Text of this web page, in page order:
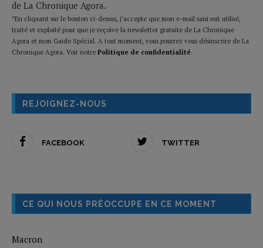
de La Chronique Agora.
*En cliquant sur le bouton ci-dessus, j’accepte que mon e-mail saisi soit utilisé,
traité et exploité pour que je reçoive la newsletter gratuite de La Chronique
Agora et mon Guide Spécial. A tout moment, vous pourrez vous désinscrire de La
Chronique Agora. Voir notre Politique de confidentialité.
REJOIGNEZ-NOUS
FACEBOOK TWITTER
CE QUI NOUS PRÉOCCUPE EN CE MOMENT
Macron